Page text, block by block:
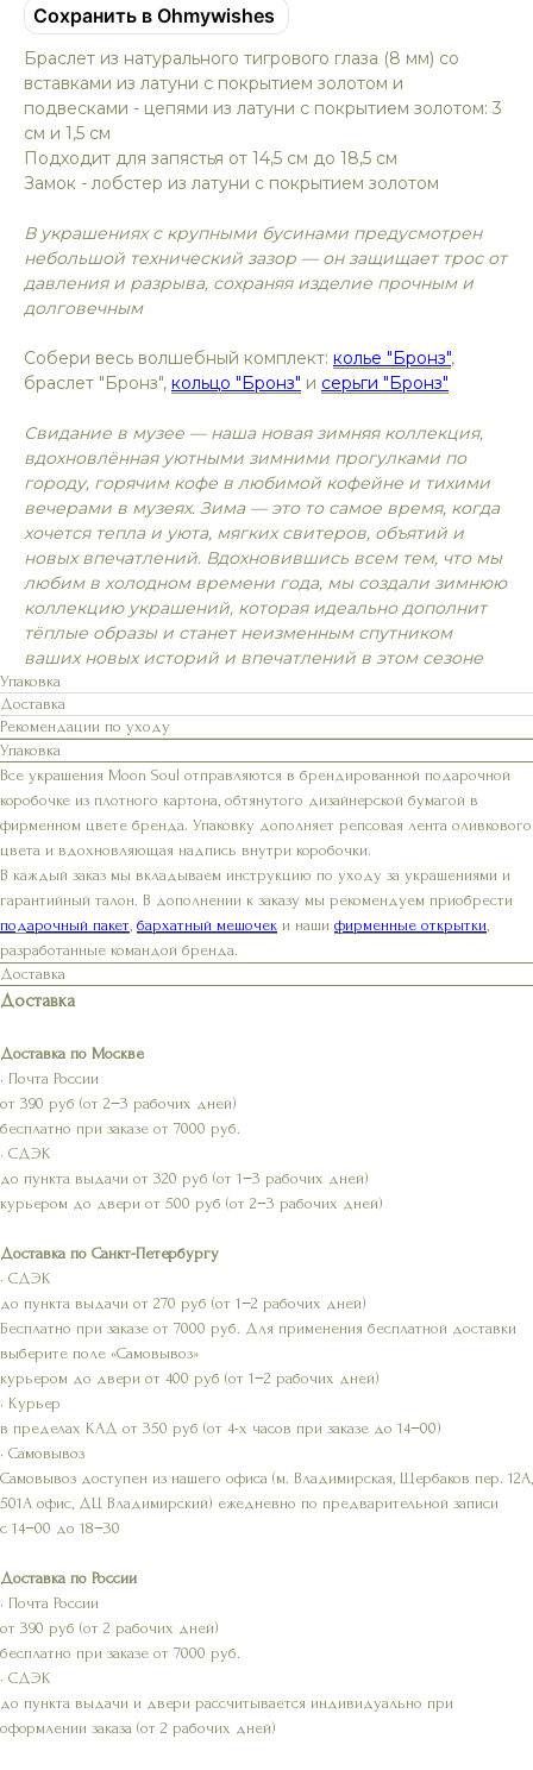
Сохранить в Ohmywishes
Браслет из натурального тигрового глаза (8 мм) со
вставками из латуни с покрытием золотом и
подвесками - цепями из латуни с покрытием золотом: 3
см и 1,5 см
Подходит для запястья от 14,5 см до 18,5 см
Замок - лобстер из латуни с покрытием золотом
В украшениях с крупными бусинами предусмотрен
небольшой технический зазор — он защищает трос от
давления и разрыва, сохраняя изделие прочным и
долговечным
Собери весь волшебный комплект: колье "Бронз",
браслет "Бронз", кольцо "Бронз" и серьги "Бронз"
Свидание в музее — наша новая зимняя коллекция,
вдохновлённая уютными зимними прогулками по
городу, горячим кофе в любимой кофейне и тихими
вечерами в музеях. Зима — это то самое время, когда
хочется тепла и уюта, мягких свитеров, объятий и
новых впечатлений. Вдохновившись всем тем, что мы
любим в холодном времени года, мы создали зимнюю
коллекцию украшений, которая идеально дополнит
тёплые образы и станет неизменным спутником
ваших новых историй и впечатлений в этом сезоне
Упаковка
Доставка
Рекомендации по уходу
Упаковка
Все украшения Moon Soul отправляются в брендированной подарочной
коробочке из плотного картона, обтянутого дизайнерской бумагой в
фирменном цвете бренда. Упаковку дополняет репсовая лента оливкового
цвета и вдохновляющая надпись внутри коробочки.
В каждый заказ мы вкладываем инструкцию по уходу за украшениями и
гарантийный талон. В дополнении к заказу мы рекомендуем приобрести
подарочный пакет бархатный мешочек и наши фирменные открытки
разработанные командой бренда.
Доставка
Доставка
Доставка по Москве
• Почта России
от 390 руб (от 2−3 рабочих дней)
бесплатно при заказе от 7000 руб.
• СДЭК
до пункта выдачи от 320 руб (от 1−3 рабочих дней)
курьером до двери от 500 руб (от 2−3 рабочих дней)
Доставка по Санкт-Петербургу
• СДЭК
до пункта выдачи от 270 руб (от 1−2 рабочих дней)
Бесплатно при заказе от 7000 руб. Для применения бесплатной доставки
выберите поле «Самовывоз»
курьером до двери от 400 руб (от 1−2 рабочих дней)
• Курьер
в пределах КАД от 350 руб (от 4-х часов при заказе до 14−00)
• Самовывоз
Самовывоз доступен из нашего офиса (м. Владимирская, Щербаков пер. 12А,
501А офис, ДЦ Владимирский) ежедневно по предварительной записи
с 14−00 до 18−30
Доставка по России
• Почта России
от 390 руб (от 2 рабочих дней)
бесплатно при заказе от 7000 руб.
• СДЭК
до пункта выдачи и двери рассчитывается индивидуально при
оформлении заказа (от 2 рабочих дней)